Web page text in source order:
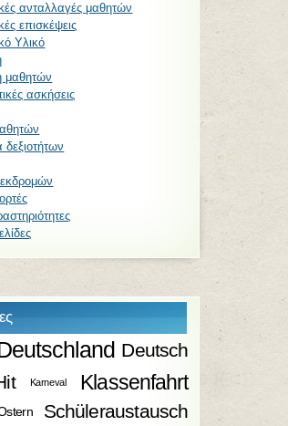
ανταλλαγές μαθητών
επισκέψεις
Υλικό
μαθητών
ασκήσεις
δεξιοτήτων
Deutsch
Karneval Klassenfahrt
Schüleraustausch